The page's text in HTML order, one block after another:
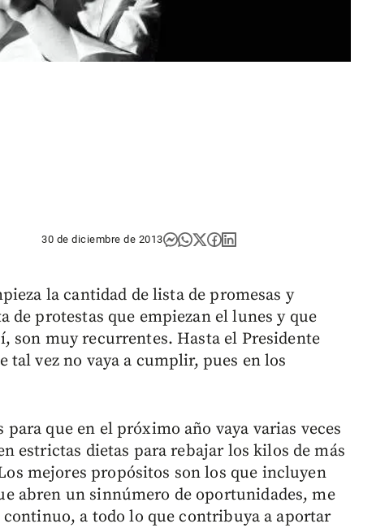
30 de diciembre de 2013
la cantidad de lista de promesas y
de protestas que empiezan el lunes y que
son muy recurrentes. Hasta el Presidente
tal vez no vaya a cumplir, pues en los
que en el próximo año vaya varias veces
estrictas dietas para rebajar los kilos de más
mejores propósitos son los que incluyen
abren un sinnúmero de oportunidades, me
a todo lo que contribuya a aportar